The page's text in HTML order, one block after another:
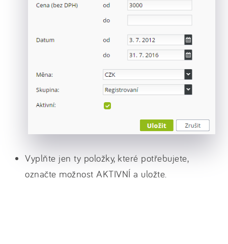
Vyplňte jen ty položky, které potřebujete,
označte možnost AKTIVNÍ a uložte.